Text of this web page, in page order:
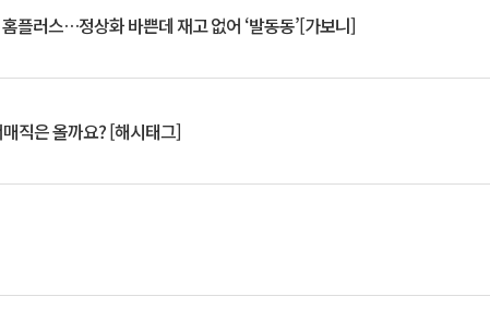
플러스…정상화 바쁜데 재고 없어 ‘발동동’[가보니]
직은 올까요? [해시태그]